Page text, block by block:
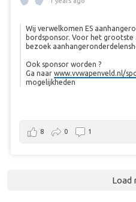
Wij verwelkomen ES
bordsponsor. Voor het
bezoek
Ook sponsor worden ?
Ga naarwww.vvwapenveld.nl/
mogelijkheden
8 0 1
Load